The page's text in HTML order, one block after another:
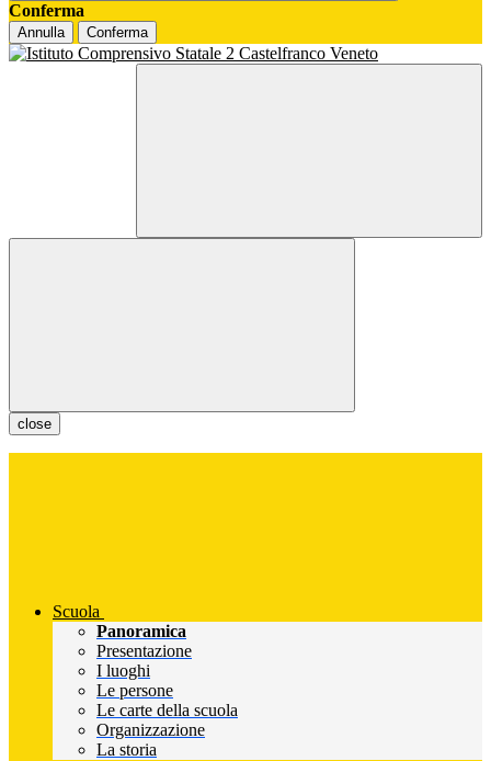
Conferma
Annulla Conferma
close
Scuola
Panoramica
Presentazione
I luoghi
Le persone
Le carte della scuola
Organizzazione
La storia